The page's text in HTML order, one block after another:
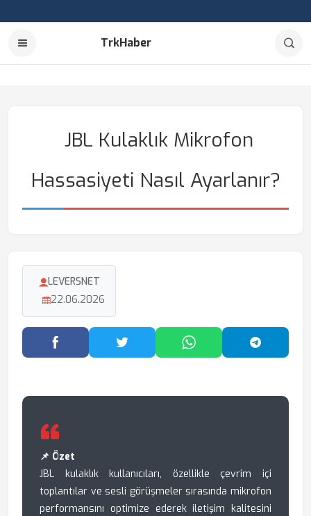
TrkHaber
JBL Kulaklık Mikrofon
Hassasiyeti Nasıl Ayarlanır?
LEVERSNET
22.06.2026
Facebook'ta PaylaşTwitter'da PaylaşWhatsApp'ta Paylaş
📌 Özet
JBL kulaklık kullanıcıları, özellikle çevrim içi
toplantılar ve sesli görüşmeler sırasında mikrofon
performansını optimize ederek iletişim kalitesini